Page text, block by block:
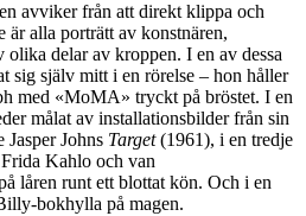
avviker från att direkt klippa och
är alla porträtt av konstnären,
olika delar av kroppen. I en av dessa
sig själv mitt i en rörelse – hon håller
med «MoMA» tryckt på bröstet. I en
målat av installationsbilder från sin
Jasper Johns Target(1961), i en tredje
Kahlo och van
låren runt ett blottat kön. Och i en
bokhylla på magen.